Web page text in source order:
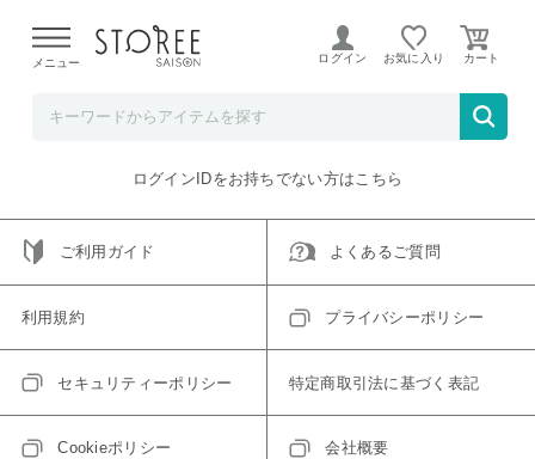
よる配送遅延が発生しております。
メニュー ログイン お気に入り
ご指定のアイテムは取り扱い終了、またはただいま取り扱い
トップへ戻る
ログインIDをお持ちでない方はこちら
ご利用ガイド よくあるご質問
利用規約 プライバシーポリシー
セキュリティーポリシー 特定商取引法に基づく表記
Cookieポリシー 会社概要